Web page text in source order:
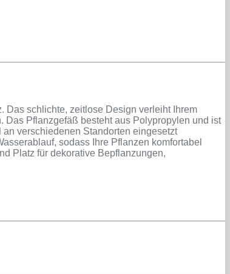
Das schlichte, zeitlose Design verleiht Ihrem
Das Pflanzgefäß besteht aus Polypropylen und ist
verschiedenen Standorten eingesetzt
sodass Ihre Pflanzen komfortabel
Platz für dekorative Bepflanzungen,